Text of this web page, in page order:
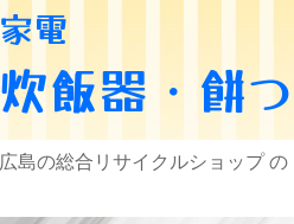
家電
炊飯器・餅
広島の総合リサイクルショップ の